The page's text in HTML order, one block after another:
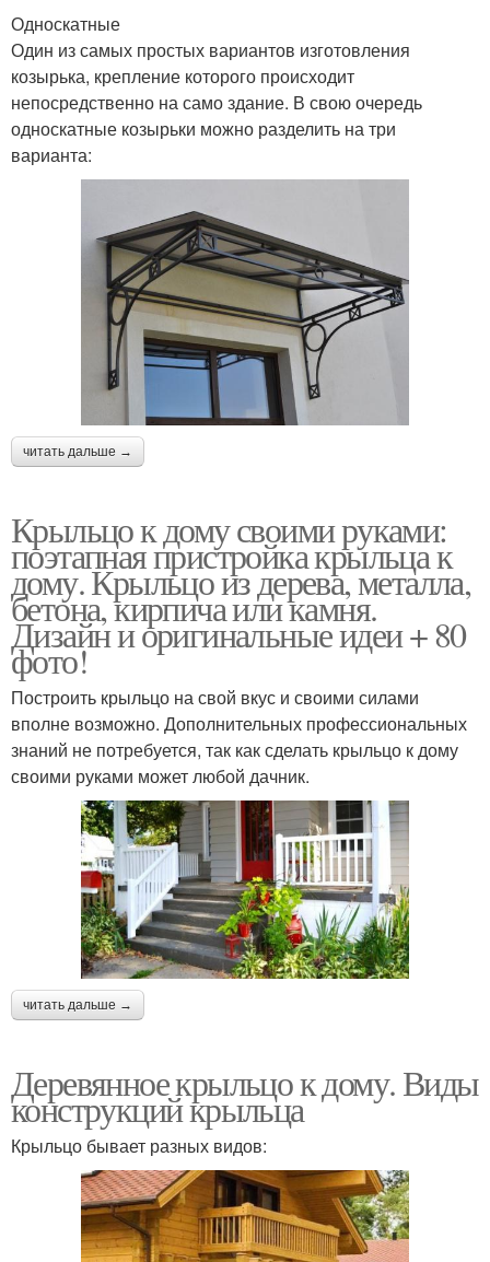
Односкатные
Один из самых простых вариантов изготовления
козырька, крепление которого происходит
непосредственно на само здание. В свою очередь
односкатные козырьки можно разделить на три
варианта:
читать дальше →
Крыльцо к дому своими руками:
поэтапная пристройка крыльца к
дому. Крыльцо из дерева, металла,
бетона, кирпича или камня.
Дизайн и оригинальные идеи + 80
фото!
Построить крыльцо на свой вкус и своими силами
вполне возможно. Дополнительных профессиональных
знаний не потребуется, так как сделать крыльцо к дому
своими руками может любой дачник.
читать дальше →
Деревянное крыльцо к дому. Виды
конструкций крыльца
Крыльцо бывает разных видов: